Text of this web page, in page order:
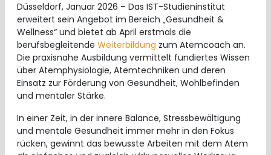
Düsseldorf, Januar 2026 – Das IST-Studieninstitut
erweitert sein Angebot im Bereich „Gesundheit &
Wellness“ und bietet ab April erstmals die
berufsbegleitende Weiterbildung zum Atemcoach an.
Die praxisnahe Ausbildung vermittelt fundiertes Wissen
über Atemphysiologie, Atemtechniken und deren
Einsatz zur Förderung von Gesundheit, Wohlbefinden
und mentaler Stärke.
In einer Zeit, in der innere Balance, Stressbewältigung
und mentale Gesundheit immer mehr in den Fokus
rücken, gewinnt das bewusste Arbeiten mit dem Atem